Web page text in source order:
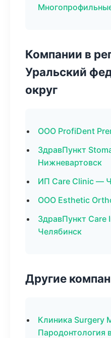
Компании в
Уральский
округ
ООО ProfiDent
ЗдравПункт
Нижневартовск
ИП Care Clinic —
ООО Esthetic
ЗдравПункт
Челябинск
Другие
Клиника Surgery
Пародонтология